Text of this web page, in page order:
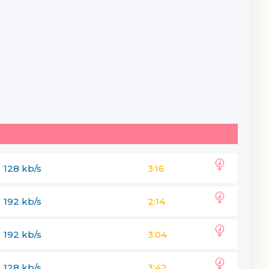
128 kb/s 3:16
192 kb/s 2:14
192 kb/s 3:04